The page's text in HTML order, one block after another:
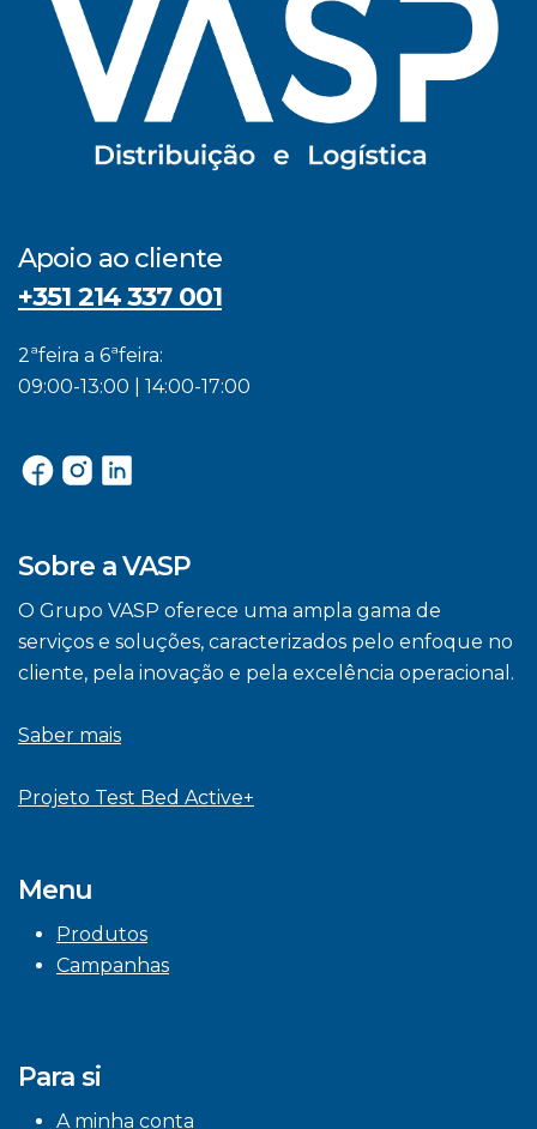
Apoio ao cliente
+351 214 337 001
2ªfeira a 6ªfeira:
09:00-13:00 | 14:00-17:00
Sobre a VASP
O Grupo VASP oferece uma ampla gama de
serviços e soluções, caracterizados pelo enfoque no
cliente, pela inovação e pela excelência operacional.
Saber mais
Projeto Test Bed Active+
Menu
Produtos
Campanhas
Para si
A minha conta